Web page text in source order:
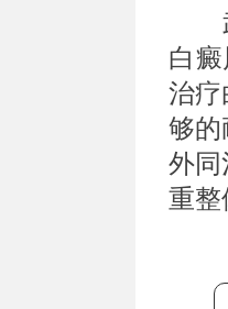
武
白
治疗
够的
外同
重整